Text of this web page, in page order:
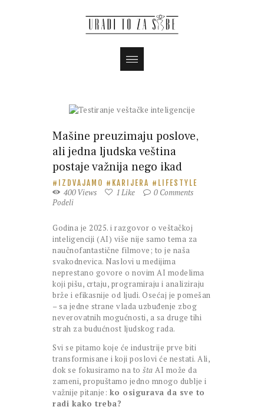
Mašine preuzimaju poslove,
ali jedna ljudska veština
postaje važnija nego ikad
IZDVAJAMO KARIJERA LIFESTYLE
400Views 1 Like 0 Comments
Podeli
Godina je 2025. i razgovor o veštačkoj
inteligenciji (AI) više nije samo tema za
naučnofantastične filmove; to je naša
svakodnevica. Naslovi u medijima
neprestano govore o novim AI modelima
koji pišu, crtaju, programiraju i analiziraju
brže i efikasnije od ljudi. Osećaj je pomešan
– sa jedne strane vlada uzbuđenje zbog
neverovatnih mogućnosti, a sa druge tihi
strah za budućnost ljudskog rada.
Svi se pitamo koje će industrije prve biti
transformisane i koji poslovi će nestati. Ali,
dok se fokusiramo na to šta AI može da
zameni, propuštamo jedno mnogo dublje i
važnije pitanje: ko osigurava da sve to
radi kako treba?